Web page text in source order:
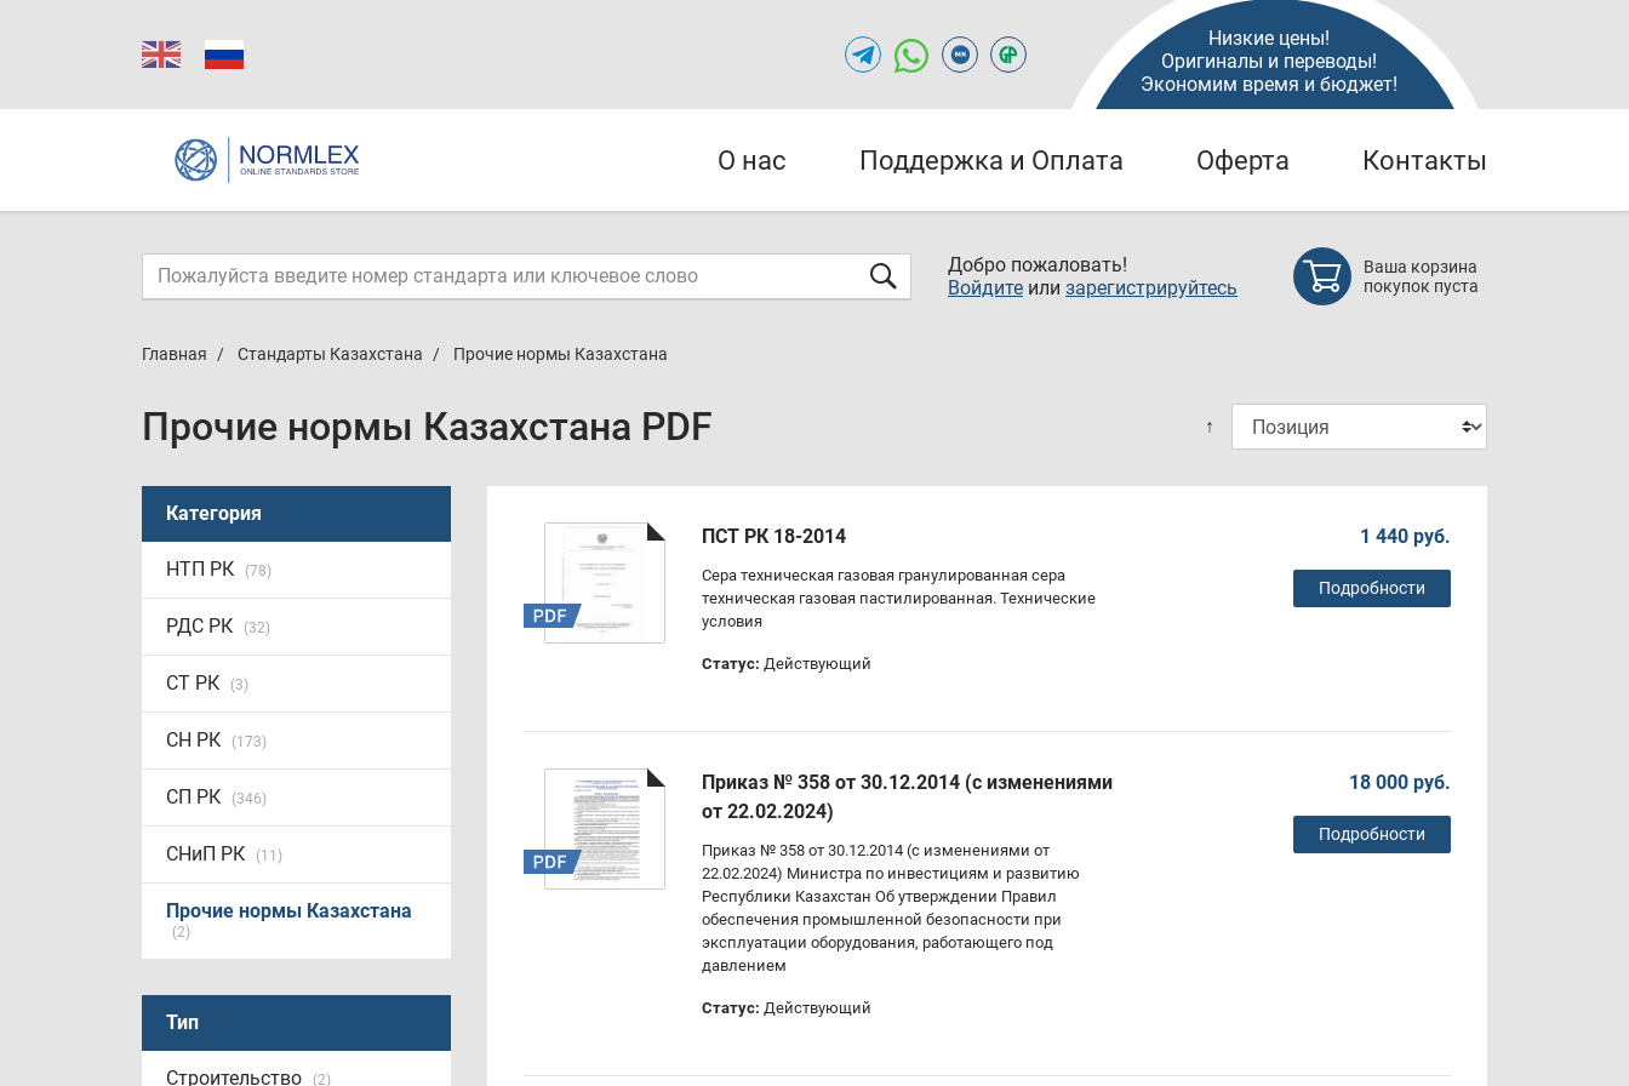
Низкие цены!
Оригиналы и переводы!
Экономим время и бюджет!
О нас Поддержка и Оплата Оферта Контакты
Добро пожаловать!
Войдите или зарегистрируйтесь
Ваша корзина
покупок пуста
Главная Стандарты Казахстана Прочие нормы Казахстана
Прочие нормы Казахстана PDF
Категория
НТП РК (78)
РДС РК (32)
СТ РК (3)
СН РК (173)
СП РК (346)
СНиП РК (11)
Прочие нормы Казахстана
(2)
Тип
Строительство (2)
↑
ПСТ РК 18-2014
Сера техническая газовая гранулированная сера
техническая газовая пастилированная. Технические
условия
Статус: Действующий
1 440 руб.
Подробности
Приказ № 358 от 30.12.2014 (с изменениями
от 22.02.2024)
Приказ № 358 от 30.12.2014 (с изменениями от
22.02.2024) Министра по инвестициям и развитию
Республики Казахстан Об утверждении Правил
обеспечения промышленной безопасности при
эксплуатации оборудования, работающего под
давлением
Статус: Действующий
18 000 руб.
Подробности